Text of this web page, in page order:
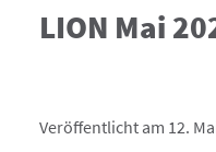
LION Mai
Veröffentlicht am 12.